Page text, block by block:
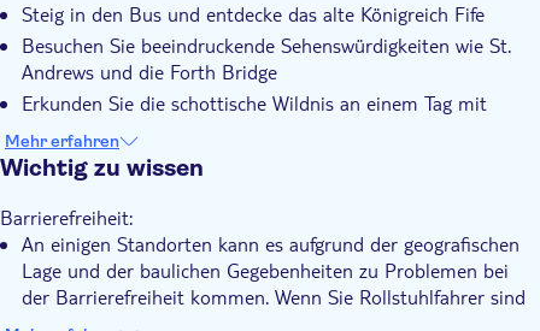
Geführte Tour
Lokales Flair
Digitale Buchungsbestätigung
Standardgruppe
Steig in den Bus und entdecke das alte Königreich Fife
Besuchen Sie beeindruckende Sehenswürdigkeiten wie St.
Andrews und die Forth Bridge
Erkunden Sie die schottische Wildnis an einem Tag mit
erfahrenen lokalen Tourguides
Mehr erfahren
Wichtig zu wissen
Barrierefreiheit:
An einigen Standorten kann es aufgrund der geografischen
Lage und der baulichen Gegebenheiten zu Problemen bei
der Barrierefreiheit kommen. Wenn Sie Rollstuhlfahrer sind
oder in Ihrer Mobilität eingeschränkt sind, wenden Sie sich